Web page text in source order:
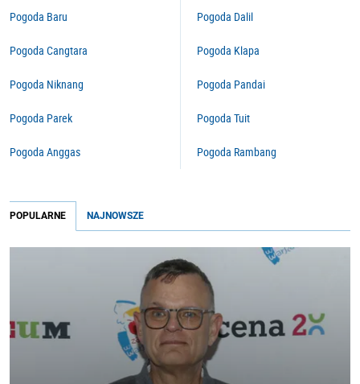
Pogoda Baru
Pogoda Cangtara
Pogoda Niknang
Pogoda Parek
Pogoda Anggas
Pogoda Dalil
Pogoda Klapa
Pogoda Pandai
Pogoda Tuit
Pogoda Rambang
POPULARNE NAJNOWSZE